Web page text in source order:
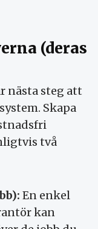
(deras
nästa steg att
system. Skapa
två
En enkel
kan